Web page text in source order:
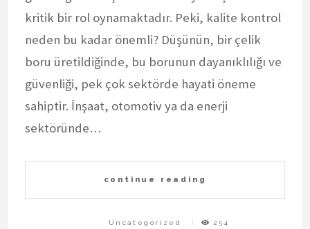
kritik bir rol oynamaktadır. Peki, kalite kontrol
neden bu kadar önemli? Düşünün, bir çelik
boru üretildiğinde, bu borunun dayanıklılığı ve
güvenliği, pek çok sektörde hayati öneme
sahiptir. İnşaat, otomotiv ya da enerji
sektöründe…
continue reading
Uncategorized 254